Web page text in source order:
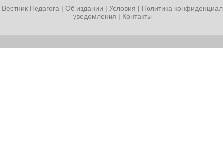
Вестник Педагога | Об издании | Условия | Политика
уведомления | Контакты